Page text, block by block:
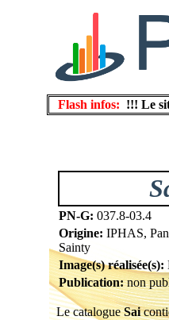
Flash infos: !!! Le
PN-G: 037.8-03.4
Origine: IPHAS,
Sainty
Image(s) réalisée(s):
Publication:non
Le catalogueSai